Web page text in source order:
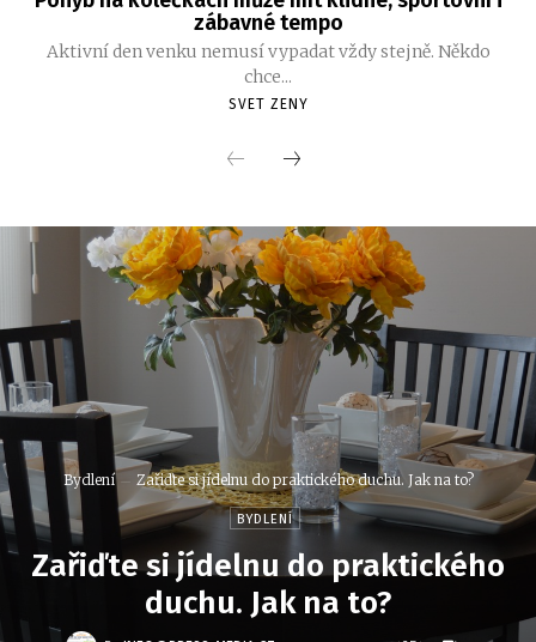
zábavné tempo
Aktivní den venku nemusí vypadat vždy stejně. Někdo
chce...
SVET ZENY